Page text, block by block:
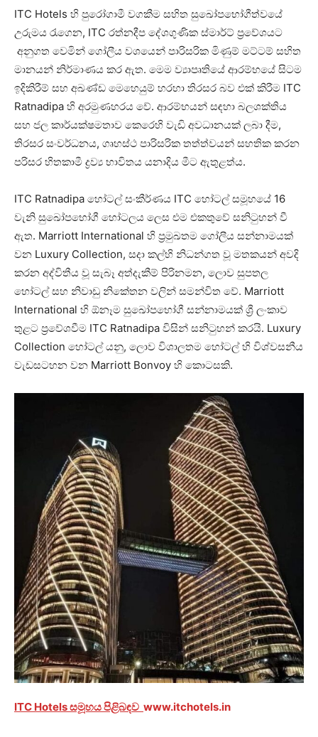
ITC Hotels හි පුරෝගාමී වගකීම සහිත සුඛෝපභෝගීත්වයේ
උරුමය රැගෙන, ITC රත්නදීප දේශගුණික ස්මාර්ට් ප්‍රවේශයට
අනුගත වෙමින් ගෝලීය වශයෙන් පාරිසරික මිණුම් මට්ටම් සහිත
මානයන් නිර්මාණය කර ඇත. මෙම ව්‍යාපෘතියේ ආරම්භයේ සිටම
ඉදිකිරීම් සහ අඛණ්ඩ මෙහෙයුම් හරහා තිරසර බව එක් කිරීම ITC
Ratnadipa හි අරමුණහරය වේ. ආරම්භයන් සඳහා බලශක්තිය
සහ ජල කාර්යක්ෂමතාව කෙරෙහි වැඩි අවධානයක් ලබා දීම,
තිරසර සංවර්ධනය, ගෘහස්ථ පාරිසරික තත්ත්වයන් සහතික කරන
පරිසර හිතකාමී ද්‍රව්‍ය භාවිතය යනාදිය මීට ඇතුළත්ය.
ITC Ratnadipa හෝටල් සංකීර්ණය ITC හෝටල් සමූහයේ 16
වැනි සුඛෝපභෝගී හෝටලය ලෙස එම එකතුවේ සනිටුහන් වී
ඇත. Marriott International හි ප්‍රමුඛතම ගෝලීය සන්නාමයක්
වන Luxury Collection, සදා කල්හි නිධන්ගත වූ මතකයන් අවදි
කරන අද්විතීය වූ සැබෑ අත්දැකීම් පිරිනමන, ලොව සුපතල
හෝටල් සහ නිවාඩු නිකේතන වලින් සමන්විත වේ. Marriott
International හි ඕනෑම සුඛෝපභෝගී සන්නාමයක් ශ්‍රී ලංකාව
තුළට ප්‍රවේශවීම ITC Ratnadipa විසින් සනිටුහන් කරයි. Luxury
Collection හෝටල් යනු, ලොව විශාලතම හෝටල් හි විශ්වසනීය
වැඩසටහන වන Marriott Bonvoy හි කොටසකි.
ITC Hotels සමූහය පිළිබඳව www.itchotels.in